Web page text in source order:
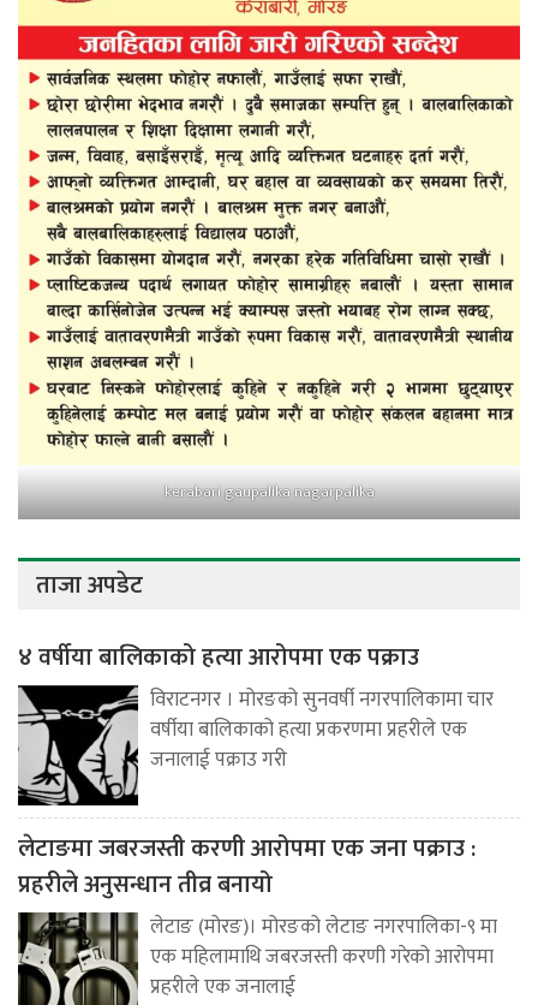
kerabari gaupalika nagarpalika
ताजा अपडेट
४ वर्षीया बालिकाको हत्या आरोपमा एक पक्राउ
विराटनगर । मोरङको सुनवर्षी नगरपालिकामा चार
वर्षीया बालिकाको हत्या प्रकरणमा प्रहरीले एक
जनालाई पक्राउ गरी
लेटाङमा जबरजस्ती करणी आरोपमा एक जना पक्राउ :
प्रहरीले अनुसन्धान तीव्र बनायो
लेटाङ (मोरङ)। मोरङको लेटाङ नगरपालिका-९ मा
एक महिलामाथि जबरजस्ती करणी गरेको आरोपमा
प्रहरीले एक जनालाई